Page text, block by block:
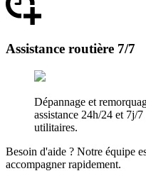
Assistance routière 7/7
Dépannage et
assistance 24h/24 et 7j/
utilitaires.
Besoin d'aide ? Notre équipe
accompagner rapidement.